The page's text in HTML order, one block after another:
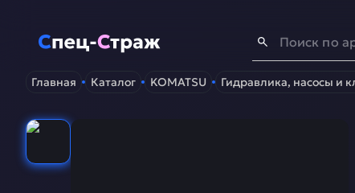
Спец-Страж - Запчасти для спецтехники
Главная Каталог KOMATSU Гидравлика, насосы и